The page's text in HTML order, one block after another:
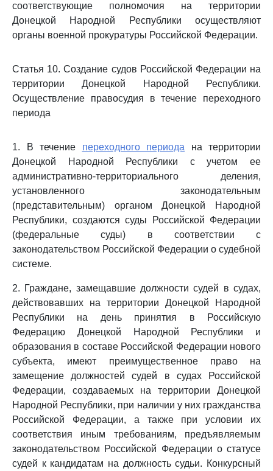
соответствующие полномочия на территории
Донецкой Народной Республики осуществляют
органы военной прокуратуры Российской Федерации.
Статья 10. Создание судов Российской Федерации на
территории Донецкой Народной Республики.
Осуществление правосудия в течение переходного
периода
1. В течение переходного периода на территории
Донецкой Народной Республики с учетом ее
административно-территориального деления,
установленного законодательным
(представительным) органом Донецкой Народной
Республики, создаются суды Российской Федерации
(федеральные суды) в соответствии с
законодательством Российской Федерации о судебной
системе.
2. Граждане, замещавшие должности судей в судах,
действовавших на территории Донецкой Народной
Республики на день принятия в Российскую
Федерацию Донецкой Народной Республики и
образования в составе Российской Федерации нового
субъекта, имеют преимущественное право на
замещение должностей судей в судах Российской
Федерации, создаваемых на территории Донецкой
Народной Республики, при наличии у них гражданства
Российской Федерации, а также при условии их
соответствия иным требованиям, предъявляемым
законодательством Российской Федерации о статусе
судей к кандидатам на должность судьи. Конкурсный